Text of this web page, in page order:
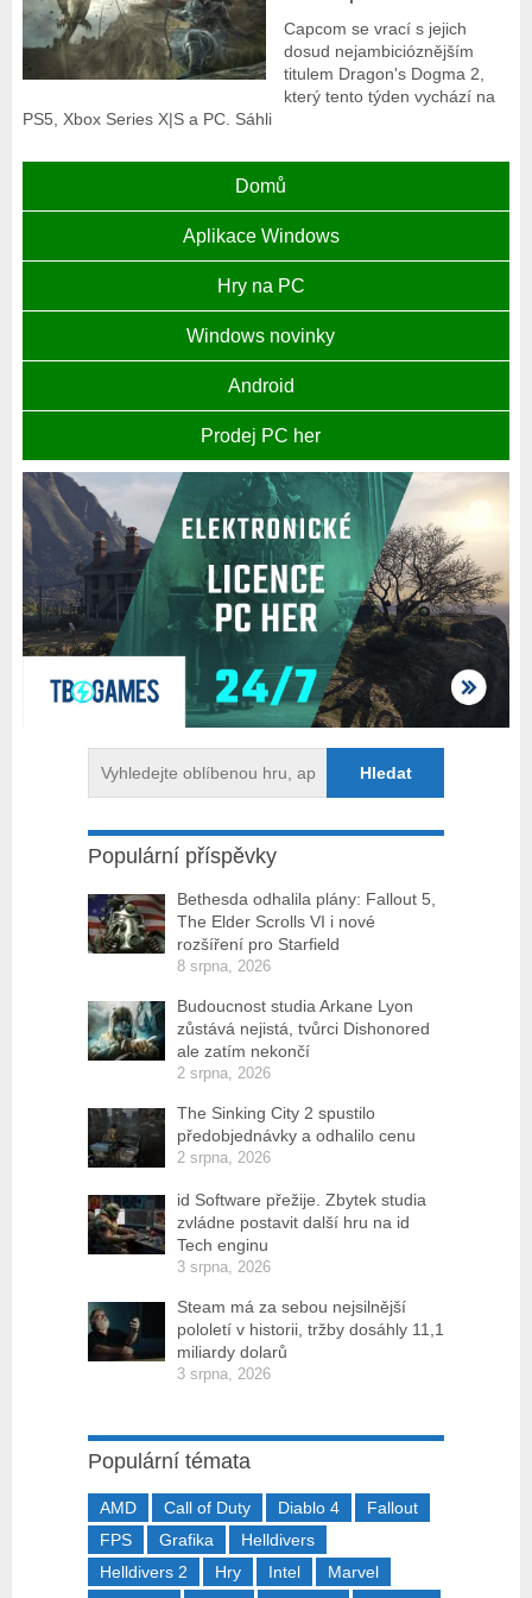
Capcom se vrací s jejich
dosud nejambicióznějším
titulem Dragon's Dogma 2,
který tento týden vychází na
PS5, Xbox Series X|S a PC. Sáhli
Domů
Aplikace Windows
Hry na PC
Windows novinky
Android
Prodej PC her
Populární příspěvky
Bethesda odhalila plány: Fallout 5,
The Elder Scrolls VI i nové
rozšíření pro Starfield
8 srpna, 2026
Budoucnost studia Arkane Lyon
zůstává nejistá, tvůrci Dishonored
ale zatím nekončí
2 srpna, 2026
The Sinking City 2 spustilo
předobjednávky a odhalilo cenu
2 srpna, 2026
id Software přežije. Zbytek studia
zvládne postavit další hru na id
Tech enginu
3 srpna, 2026
Steam má za sebou nejsilnější
pololetí v historii, tržby dosáhly 11,1
miliardy dolarů
3 srpna, 2026
Populární témata
AMD Call of Duty Diablo 4
Fallout
FPS
Grafika
Helldivers
Helldivers 2
Hry Intel
Marvel